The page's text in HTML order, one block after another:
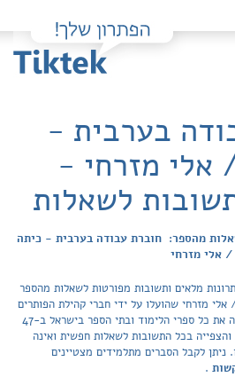
בערבית -
אלי מזרחי -
לשאלות
מהספר: חוברת עבודה בערבית - כיתה
/ אלי מזרחי
מלאים ותשובות מפורטות לשאלות מהספר
מזרחי שהועלו על ידי חברי קהילת הפותרים
של Tiktek. מאגר הפתרונות מכסה את כל ספרי הלימוד ובתי הספר בישראל ב-47
בכל התשובות לשאלות חפשית ואינה
לקבל הסברים מתלמידים מצטיינים
.